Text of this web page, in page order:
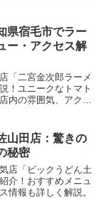
県宿毛市でラー
ー・アクセス解
「二宮金次郎ラーメ
！ユニークなトマト
内の雰囲気、アクセ
山田店：驚きの
秘密
店「ビックうどん土
介！おすすめメニュ
情報も詳しく解説。